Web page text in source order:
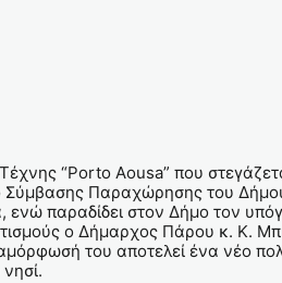
“Porto Aousa” που
Σύμβασης Παραχώρησης του
ενώ παραδίδει στον Δήμο τον
ο Δήμαρχος Πάρου κ. Κ.
του αποτελεί ένα νέο